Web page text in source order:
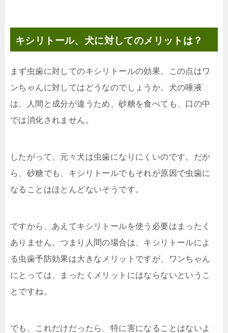
キシリトール、犬に対してのメリットは？
まず虫歯に対してのキシリトールの効果、この点はワ
ンちゃんに対してはどうなのでしょうか。犬の唾液
は、人間と成分が違うため、砂糖を食べても、口の中
では消化されません。
したがって、元々犬は虫歯になりにくいのです。だか
ら、砂糖でも、キシリトールでもそれが原因で虫歯に
なることはほとんどないそうです。
ですから、あえてキシリトールを使う必要はまったく
ありません。つまり人間の場合は、キシリトールによ
る虫歯予防効果は大きなメリットですが、ワンちゃん
にとっては、まったくメリットにはならないというこ
とですね。
でも、これだけだったら、特に害になることはないよ